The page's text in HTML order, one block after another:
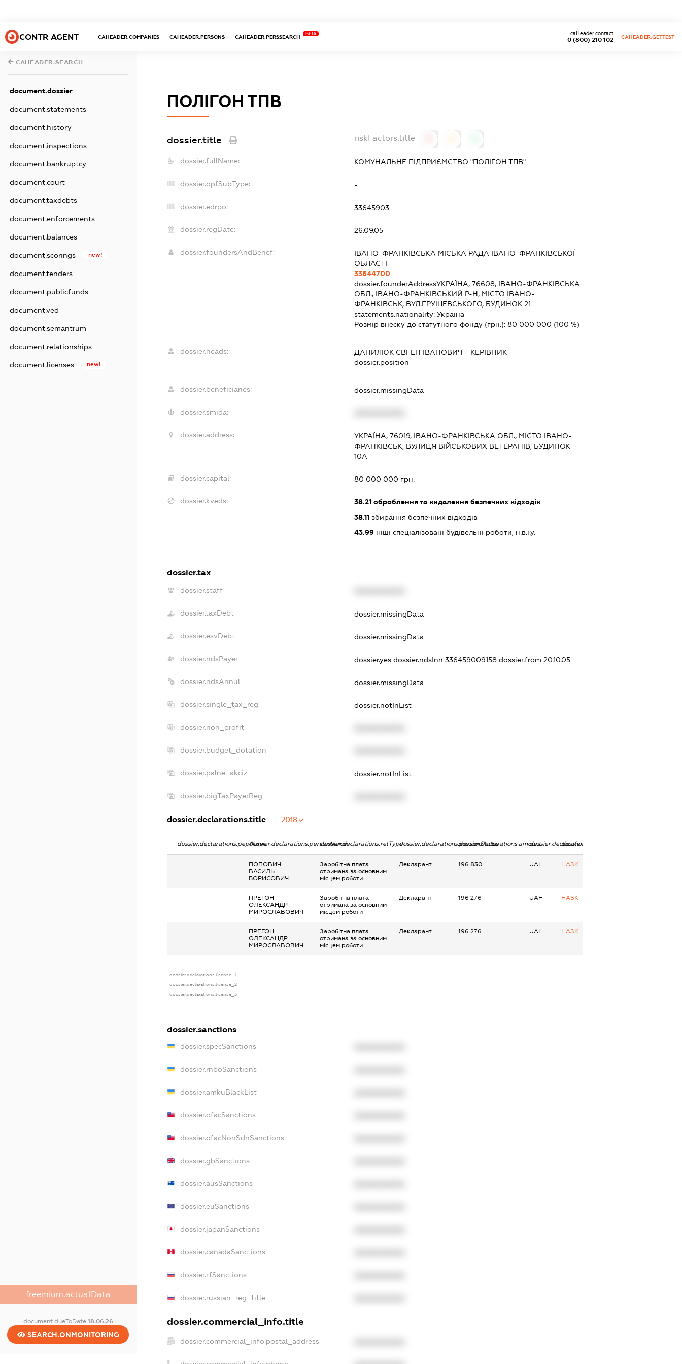
CONTR AGENT CAHEADER.COMPANIES CAHEADER.PERSONS CAHEADER.PERSSEARCH
BETA
0 (800) 210 102
caHeader.contact
CAHEADER.GETTEST
CAHEADER.SEARCH
document.dossier
document.statements
document.history
document.inspections
document.bankruptcy
document.court
document.taxdebts
document.enforcements
document.balances
document.scorings new!
document.tenders
document.publicfunds
document.ved
document.semantrum
document.relationships
document.licenses new!
freemium.actualData
document.dueToDate 18.06.26
SEARCH.ONMONITORING
ПОЛІГОН ТПВ
dossier.title riskFactors.title
dossier.fullName: КОМУНАЛЬНЕ ПІДПРИЄМСТВО "ПОЛІГОН ТПВ"
dossier.opfSubType: -
dossier.edrpo: 33645903
dossier.regDate: 26.09.05
dossier.foundersAndBenef:
ІВАНО-ФРАНКІВСЬКА МІСЬКА РАДА ІВАНО-ФРАНКІВСЬКОЇ
ОБЛАСТІ
33644700
dossier.founderAddressУКРАЇНА, 76608, ІВАНО-ФРАНКІВСЬКА
ОБЛ., ІВАНО-ФРАНКІВСЬКИЙ Р-Н, МІСТО ІВАНО-
ФРАНКІВСЬК, ВУЛ.ГРУШЕВСЬКОГО, БУДИНОК 21
statements.nationality:Україна
Розмір внеску до статутного фонду (грн.):80 000 000 (100 %)
dossier.heads: ДАНИЛЮК ЄВГЕН ІВАНОВИЧ - КЕРІВНИК
dossier.position -
dossier.beneficiaries: dossier.missingData
dossier.smida:
dossier.address:
УКРАЇНА, 76019, ІВАНО-ФРАНКІВСЬКА ОБЛ., МІСТО ІВАНО-
ФРАНКІВСЬК, ВУЛИЦЯ ВІЙСЬКОВИХ ВЕТЕРАНІВ, БУДИНОК
10А
dossier.capital: 80 000 000 грн.
dossier.kveds: 38.21 оброблення та видалення безпечних відходів
38.11 збирання безпечних відходів
43.99 інші спеціалізовані будівельні роботи, н.в.і.у.
dossier.tax
dossier.staff
dossier.taxDebt dossier.missingData
dossier.esvDebt dossier.missingData
dossier.ndsPayer dossier.yesdossier.ndsInn 336459009158dossier.from 20.10.05
dossier.ndsAnnul dossier.missingData
dossier.single_tax_reg dossier.notInList
dossier.non_profit
dossier.budget_dotation
dossier.palne_akciz dossier.notInList
dossier.bigTaxPayerReg
dossier.declarations.title 2018
dossier.declarations.pepNamedossier.declarations.personNamedossier.declarations.relTypedossier.declarations.personStatusdossier.declarations.amountdossier.declarations.currency
dossier.declarations.source
ПОПОВИЧ
ВАСИЛЬ
БОРИСОВИЧ
Заробітна плата
отримана за основним
місцем роботи
Декларант 196 830 UAH НАЗК
ПРЕГОН
ОЛЕКСАНДР
МИРОСЛАВОВИЧ
Заробітна плата
отримана за основним
місцем роботи
Декларант 196 276 UAH НАЗК
ПРЕГОН
ОЛЕКСАНДР
МИРОСЛАВОВИЧ
Заробітна плата
отримана за основним
місцем роботи
Декларант 196 276 UAH НАЗК
dossier.declarations.license_1
dossier.declarations.license_2
dossier.declarations.license_3
dossier.sanctions
dossier.specSanctions
dossier.rnboSanctions
dossier.amkuBlackList
dossier.ofacSanctions
dossier.ofacNonSdnSanctions
dossier.gbSanctions
dossier.ausSanctions
dossier.euSanctions
dossier.japanSanctions
dossier.canadaSanctions
dossier.rfSanctions
dossier.russian_reg_title
dossier.commercial_info.title
dossier.commercial_info.postal_address